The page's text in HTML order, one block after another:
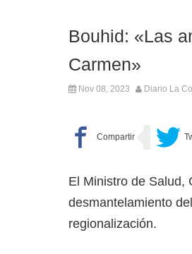
Bouhid: «Las
Carmen»
Nov 08, 2023 Diario La
El Ministro de Salud,
desmantelamiento
regionalización.